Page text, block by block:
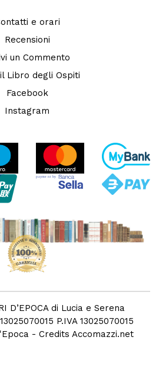
e orari
Recensioni
un Commento
Libro degli Ospiti
Facebook
Instagram
D’EPOCA di Lucia e Serena
P.IVA 13025070015
- Credits Accomazzi.net